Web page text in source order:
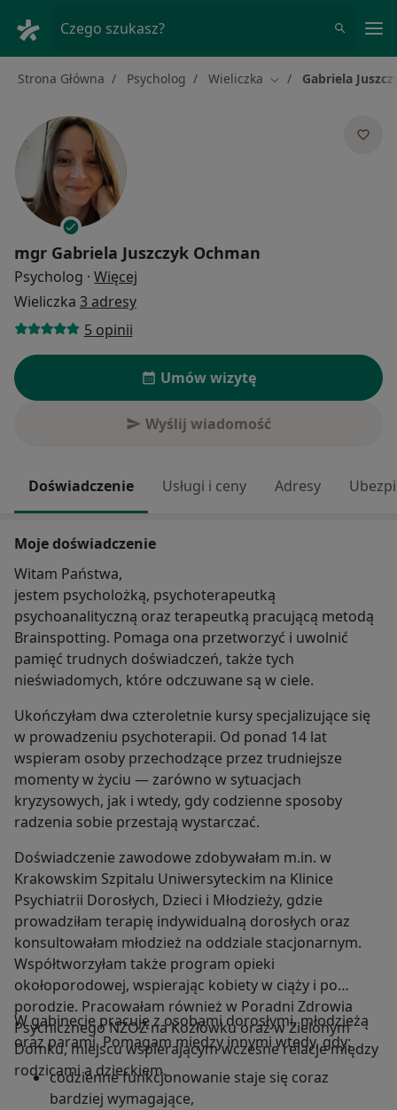
Czego szukasz?
Strona Główna Psycholog Wieliczka Zmień miasto
Gabriela
mgr Gabriela Juszczyk Ochman
Psycholog · Więcej
Wieliczka 3 adresy
5 opinii
Umów wizytę
Wyślij wiadomość
Doświadczenie Usługi i ceny Adresy
Moje doświadczenie
Witam Państwa,
jestem psycholożką, psychoterapeutką
psychoanalityczną oraz terapeutką pracującą metodą
Brainspotting. Pomaga ona przetworzyć i uwolnić
pamięć trudnych doświadczeń, także tych
nieświadomych, które odczuwane są w ciele.
Ukończyłam dwa czteroletnie kursy specjalizujące się
w prowadzeniu psychoterapii. Od ponad 14 lat
wspieram osoby przechodzące przez trudniejsze
momenty w życiu — zarówno w sytuacjach
kryzysowych, jak i wtedy, gdy codzienne sposoby
radzenia sobie przestają wystarczać.
Doświadczenie zawodowe zdobywałam m.in. w
Krakowskim Szpitalu Uniwersyteckim na Klinice
Psychiatrii Dorosłych, Dzieci i Młodzieży, gdzie
prowadziłam terapię indywidualną dorosłych oraz
konsultowałam młodzież na oddziale stacjonarnym.
Współtworzyłam także program opieki
okołoporodowej, wspierając kobiety w ciąży i po
porodzie. Pracowałam również w Poradni Zdrowia
Psychicznego NZOZ na Kozłówku oraz w Zielonym
Domku, miejscu wspierającym wczesne relacje między
rodzicami a dzieckiem.
W gabinecie pracuję z osobami dorosłymi, młodzieżą
oraz parami. Pomagam między innymi wtedy, gdy:
codzienne funkcjonowanie staje się coraz
bardziej wymagające,